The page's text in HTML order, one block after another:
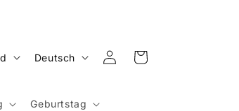
Geburtstag
S
r
Deutsch EinloggenWarenkorb